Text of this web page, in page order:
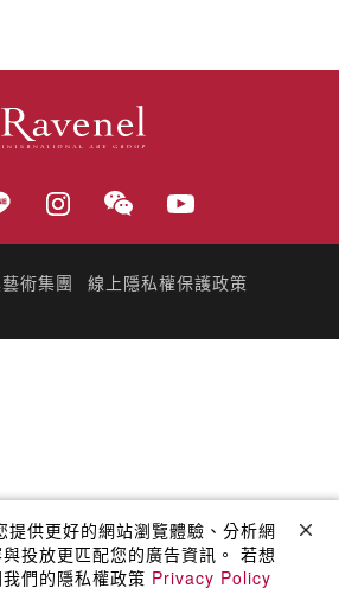
術集團 線上隱私權保護政策
供更好的網站瀏覽體驗、分析網
投放更匹配您的廣告資訊。 若想
們的隱私權政策 Privacy Policy